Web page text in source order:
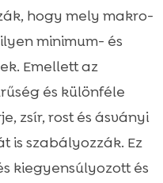
hogy mely makro-
minimum- és
Emellett az
és különféle
zsír, rost és ásványi
is szabályozzák. Ez
kiegyensúlyozott és